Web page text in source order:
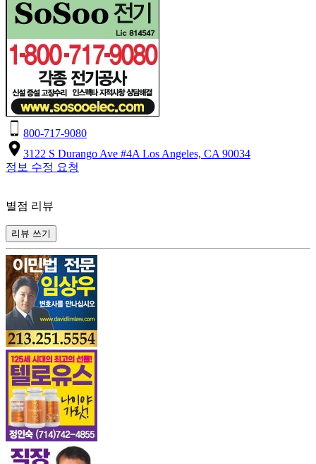
800-717-9080
3122 S Durango Ave #4A Los Angeles, CA 90034
정보 수정 요청
별점 리뷰
리뷰 쓰기